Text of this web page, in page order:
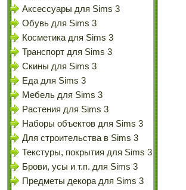
Аксессуары для Sims 3
Обувь для Sims 3
Косметика для Sims 3
Транспорт для Sims 3
Скины для Sims 3
Еда для Sims 3
Мебель для Sims 3
Растения для Sims 3
Наборы объектов для Sims 3
Для строительства в Sims 3
Текстуры, покрытия для Sims 3
Брови, усы и т.п. для Sims 3
Предметы декора для Sims 3